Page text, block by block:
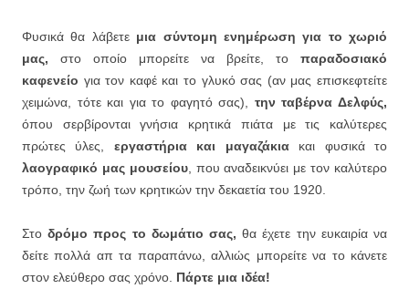
Φυσικά θα λάβετε μια σύντομη ενημέρωση για το χωριό
μας, στο οποίο μπορείτε να βρείτε, το παραδοσιακό
καφενείο για τον καφέ και το γλυκό σας (αν μας επισκεφτείτε
χειμώνα, τότε και για το φαγητό σας), την ταβέρνα Δελφύς,
όπου σερβίρονται γνήσια κρητικά πιάτα με τις καλύτερες
πρώτες ύλες, εργαστήρια και μαγαζάκιακαι φυσικά το
λαογραφικό μας μουσείου, που αναδεικνύει με τον καλύτερο
τρόπο, την ζωή των κρητικών την δεκαετία του 1920.
Στοδρόμο προς το δωμάτιο σας, θα έχετε την ευκαιρία να
δείτε πολλά απ τα παραπάνω, αλλιώς μπορείτε να το κάνετε
στον ελεύθερο σας χρόνο. Πάρτε μια ιδέα!